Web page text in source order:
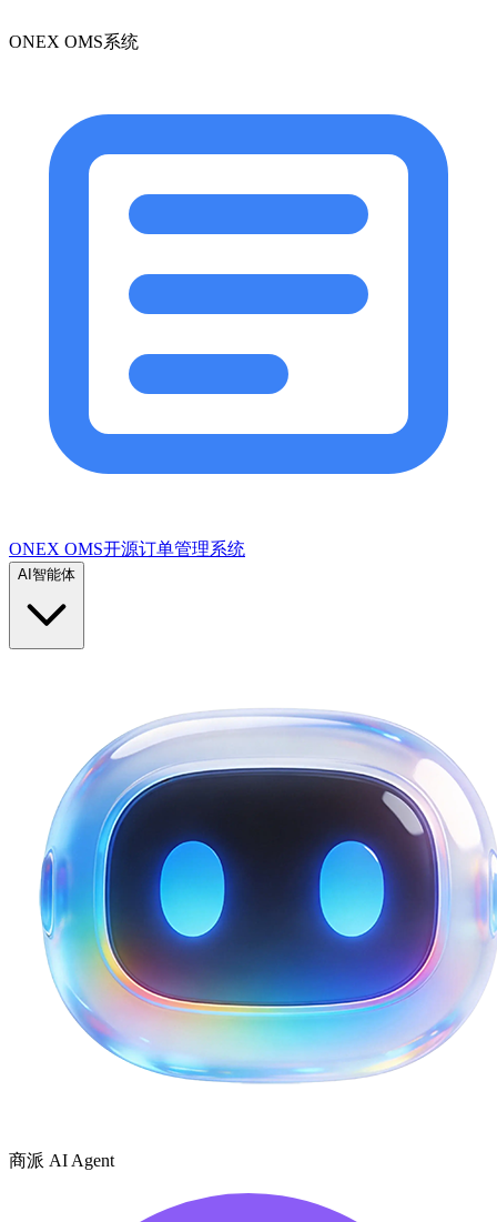
ONEX OMS系统
ONEX OMS开源订单管理系统
AI智能体
商派 AI Agent